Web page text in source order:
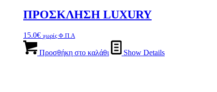
ΠΡΟΣΚΛΗΣΗ LUXURY
15.0€ χωρίς Φ.Π.Α
Προσθήκη στο καλάθι Show Details